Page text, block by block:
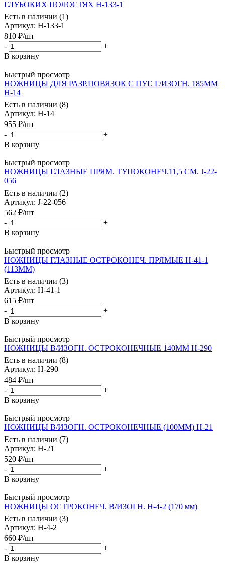
ГЛУБОКИХ ПОЛОСТЯХ Н-133-1
Есть в наличии (1)
Артикул: Н-133-1
810 ₽/шт
-
+
В корзину
Быстрый просмотр
НОЖНИЦЫ ДЛЯ РАЗР.ПОВЯЗОК С ПУГ. Г/ИЗОГН. 185ММ
Н-14
Есть в наличии (8)
Артикул: Н-14
955 ₽/шт
-
+
В корзину
Быстрый просмотр
НОЖНИЦЫ ГЛАЗНЫЕ ПРЯМ. ТУПОКОНЕЧ.11,5 СМ. J-22-
056
Есть в наличии (2)
Артикул: J-22-056
562 ₽/шт
-
+
В корзину
Быстрый просмотр
НОЖНИЦЫ ГЛАЗНЫЕ ОСТРОКОНЕЧ. ПРЯМЫЕ Н-41-1
(113ММ)
Есть в наличии (3)
Артикул: Н-41-1
615 ₽/шт
-
+
В корзину
Быстрый просмотр
НОЖНИЦЫ В/ИЗОГН. ОСТРОКОНЕЧНЫЕ 140ММ Н-290
Есть в наличии (8)
Артикул: Н-290
484 ₽/шт
-
+
В корзину
Быстрый просмотр
НОЖНИЦЫ В/ИЗОГН. ОСТРОКОНЕЧНЫЕ (100ММ) Н-21
Есть в наличии (7)
Артикул: Н-21
520 ₽/шт
-
+
В корзину
Быстрый просмотр
НОЖНИЦЫ ОСТРОКОНЕЧ. В/ИЗОГН. Н-4-2 (170 мм)
Есть в наличии (3)
Артикул: Н-4-2
660 ₽/шт
-
+
В корзину